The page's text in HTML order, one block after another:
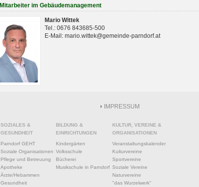
Mitarbeiter im Gebäudemanagement
Mario Wittek
Tel.: 0676 843685-500
E-Mail: mario.wittek@gemeinde-parndorf.at
IMPRESSUM
SOZIALES &
GESUNDHEIT
Parndorf GEHT
Soziale Organisationen
Pflege und Betreuung
Apotheke
Ärzte/Hebammen
Gesundheit
BILDUNG &
EINRICHTUNGEN
Kindergärten
Volksschule
Bücherei
Musikschule in Parndorf
KULTUR, VEREINE &
ORGANISATIONEN
Veranstaltungskalender
Kulturvereine
Sportvereine
Soziale Vereine
Naturvereine
"das Wurzelwerk"